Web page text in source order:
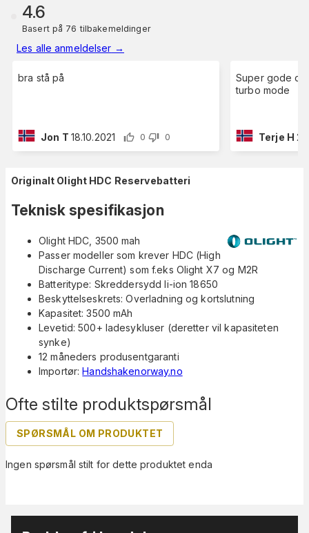
4.6
Basert på 76 tilbakemeldinger
Les alle anmeldelser →
bra stå på
Jon T 18.10.2021 0 0
Super gode
turbo mode
Terje H
Ofte stilte produktspørsmål
SPØRSMÅL OM PRODUKTET
Ingen spørsmål stilt for dette produktet enda
Originalt Olight HDC Reservebatteri
Teknisk spesifikasjon
Olight HDC, 3500 mah
Passer modeller som krever HDC (High
Discharge Current) som f.eks Olight X7 og M2R
Batteritype: Skreddersydd li-ion 18650
Beskyttelseskrets: Overladning og kortslutning
Kapasitet: 3500 mAh
Levetid: 500+ ladesykluser (deretter vil kapasiteten
synke)
12 måneders produsentgaranti
Importør:Handshakenorway.no